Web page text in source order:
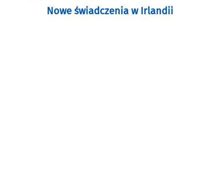
Nowe świadczenia w Irlandii